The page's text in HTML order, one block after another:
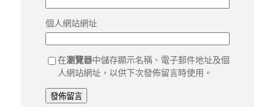
個人網站網址
在瀏覽器中儲存顯示名稱、電子郵件地址及個
人網站網址，以供下次發佈留言時使用。